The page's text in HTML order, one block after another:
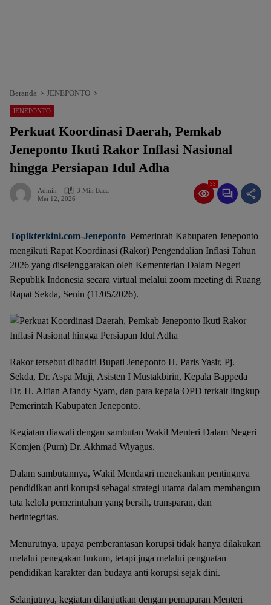
Beranda JENEPONTO
JENEPONTO
Perkuat Koordinasi Daerah, Pemkab
Jeneponto Ikuti Rakor Inflasi Nasional
hingga Persiapan Idul Adha
Admin
3 Min Baca
Mei 12, 2026
33
Topikterkini.com-Jeneponto |Pemerintah Kabupaten Jeneponto
mengikuti Rapat Koordinasi (Rakor) Pengendalian Inflasi Tahun
2026 yang diselenggarakan oleh Kementerian Dalam Negeri
Republik Indonesia secara virtual melalui zoom meeting di Ruang
Rapat Sekda, Senin (11/05/2026).
Rakor tersebut dihadiri Bupati Jeneponto H. Paris Yasir, Pj.
Sekda, Dr. Aspa Muji, Asisten I Mustakbirin, Kepala Bappeda
Dr. H. Alfian Afandy Syam, dan para kepala OPD terkait lingkup
Pemerintah Kabupaten Jeneponto.
Kegiatan diawali dengan sambutan Wakil Menteri Dalam Negeri
Komjen (Purn) Dr. Akhmad Wiyagus.
Dalam sambutannya, Wakil Mendagri menekankan pentingnya
pendidikan anti korupsi sebagai strategi utama dalam membangun
tata kelola pemerintahan yang bersih, transparan, dan
berintegritas.
Menurutnya, upaya pemberantasan korupsi tidak hanya dilakukan
melalui penegakan hukum, tetapi juga melalui penguatan
pendidikan karakter dan budaya anti korupsi sejak dini.
Selanjutnya, kegiatan dilanjutkan dengan pemaparan Menteri